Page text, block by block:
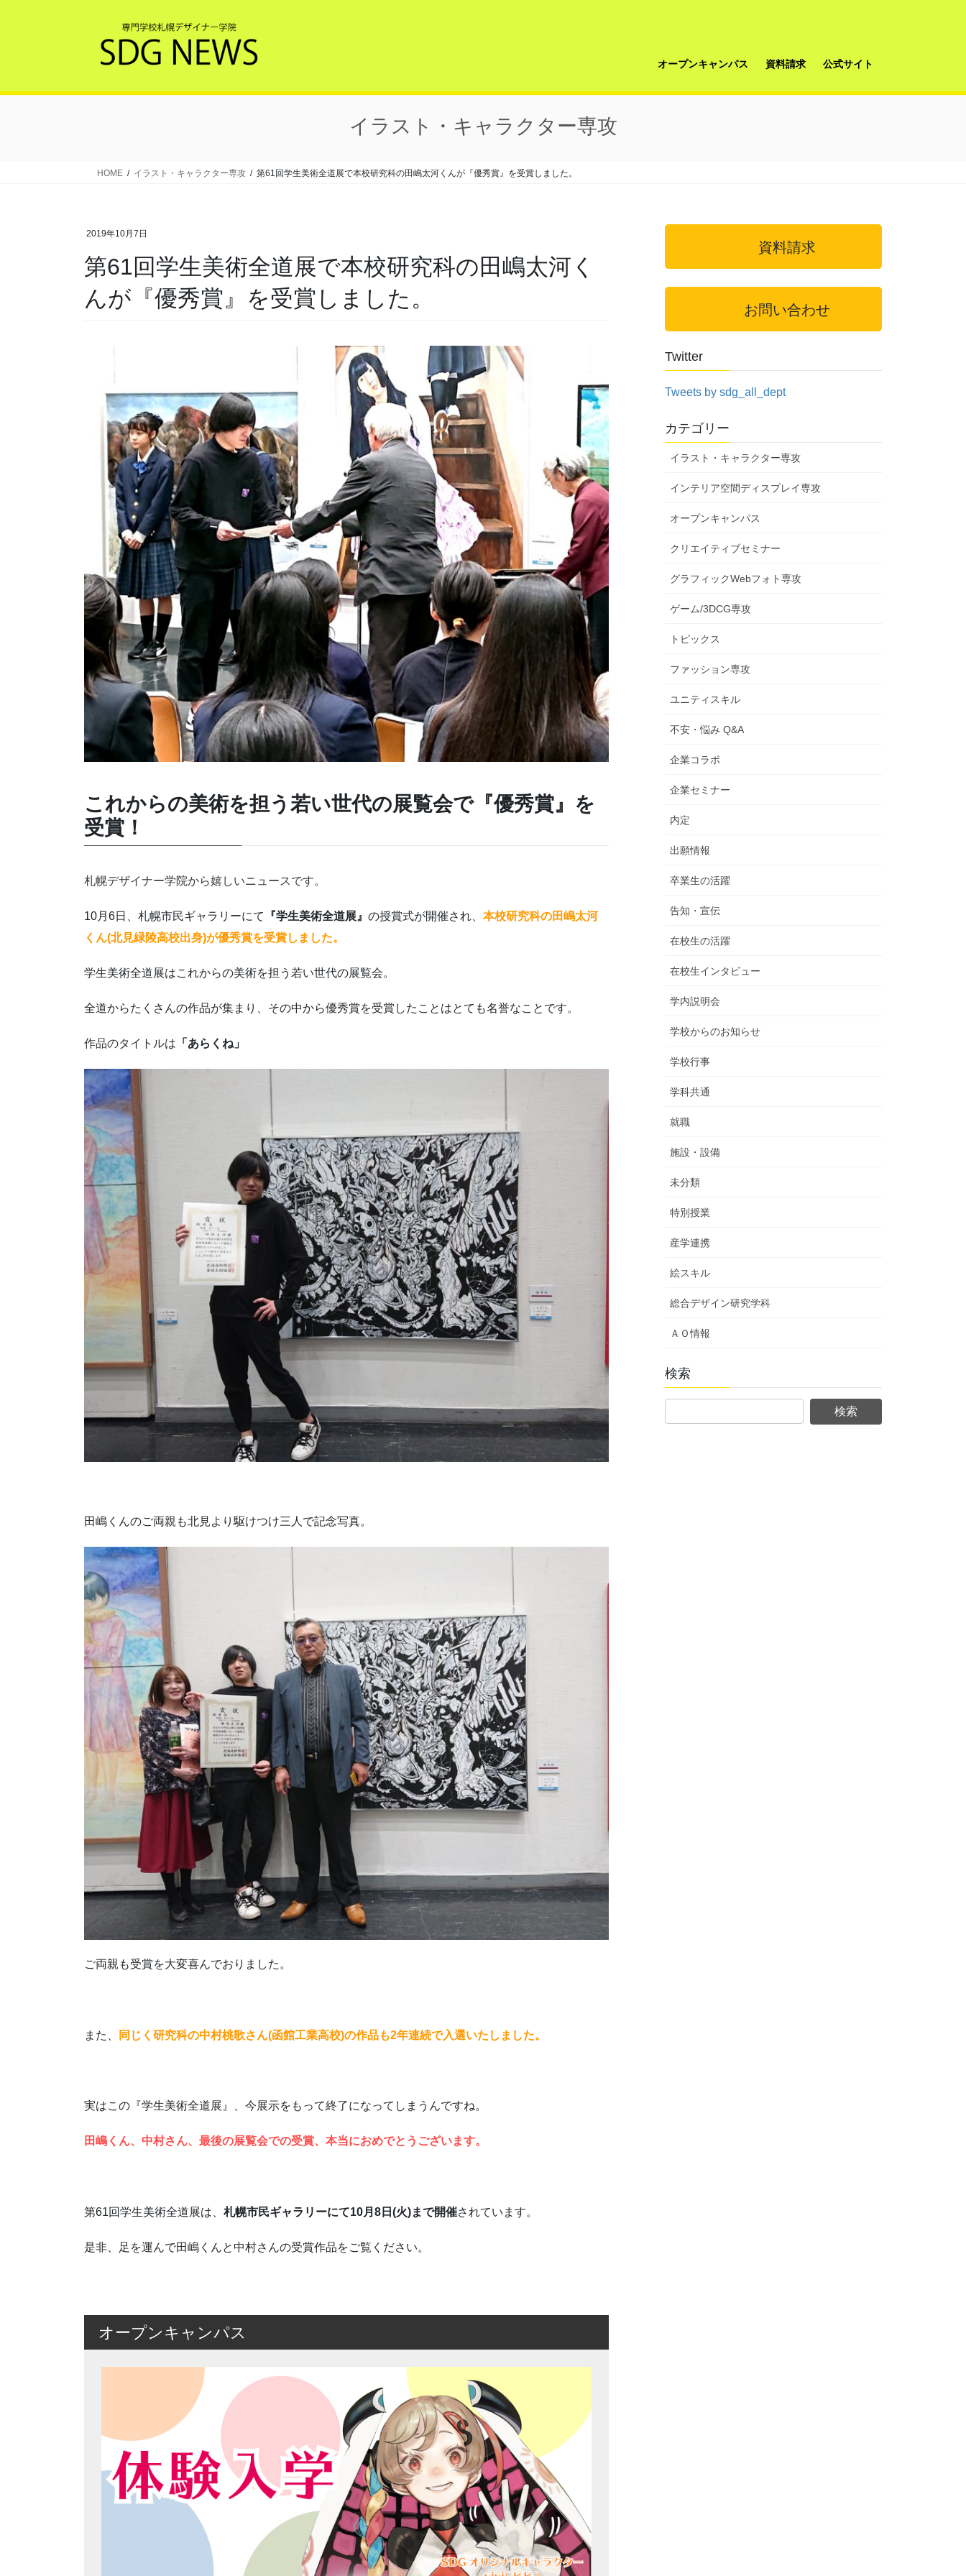
へ
ョ
オープンキャンパス 資料請求 公式サイト
イラスト・キャラクター専攻
HOME イラスト・キャラクター専攻 第61回学生美術全道展で本校研究科の田嶋太河くんが『優秀賞』を受賞しました。
2019年10月7日
第61回学生美術全道展で本校研究科の田嶋太河く
んが『優秀賞』を受賞しました。
これからの美術を担う若い世代の展覧会で『優秀賞』を
受賞！
札幌デザイナー学院から嬉しいニュースです。
10月6日、札幌市民ギャラリーにて 『学生美術全道展』 の授賞式が開催され、 本校研究科の田嶋太河
くん(北見緑陵高校出身)が優秀賞を受賞しました。
学生美術全道展はこれからの美術を担う若い世代の展覧会。
全道からたくさんの作品が集まり、その中から優秀賞を受賞したことはとても名誉なことです。
作品のタイトルは 「あらくね」
田嶋くんのご両親も北見より駆けつけ三人で記念写真。
ご両親も受賞を大変喜んでおりました。
また、 同じく研究科の中村桃歌さん(函館工業高校)の作品も2年連続で入選いたしました。
実はこの『学生美術全道展』、今展示をもって終了になってしまうんですね。
田嶋くん、中村さん、最後の展覧会での受賞、本当におめでとうございます。
第61回学生美術全道展は、 札幌市民ギャラリーにて10月8日(火)まで開催されています。
是非、足を運んで田嶋くんと中村さんの受賞作品をご覧ください。
オープンキャンパス
資料請求
お問い合わせ
Twitter
Tweets by sdg_all_dept
カテゴリー
イラスト・キャラクター専攻
インテリア空間ディスプレイ専攻
オープンキャンパス
クリエイティブセミナー
グラフィックWebフォト専攻
ゲーム/3DCG専攻
トピックス
ファッション専攻
ユニティスキル
不安・悩み Q&A
企業コラボ
企業セミナー
内定
出願情報
卒業生の活躍
告知・宣伝
在校生の活躍
在校生インタビュー
学内説明会
学校からのお知らせ
学校行事
学科共通
就職
施設・設備
未分類
特別授業
産学連携
絵スキル
総合デザイン研究学科
ＡＯ情報
検索